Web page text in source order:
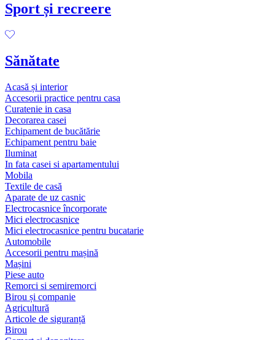
Sport și recreere
Sănătate
Acasă și interior
Accesorii practice pentru casa
Curatenie in casa
Decorarea casei
Echipament de bucătărie
Echipament pentru baie
Iluminat
In fata casei si apartamentului
Mobila
Textile de casă
Aparate de uz casnic
Electrocasnice încorporate
Mici electrocasnice
Mici electrocasnice pentru bucatarie
Automobile
Accesorii pentru mașină
Mașini
Piese auto
Remorci si semiremorci
Birou și companie
Agricultură
Articole de siguranță
Birou